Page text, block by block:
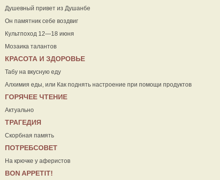
Душевный привет из Душанбе
Он памятник себе воздвиг
Культпоход 12—18 июня
Мозаика талантов
КРАСОТА И ЗДОРОВЬЕ
Табу на вкусную еду
Алхимия еды, или Как поднять настроение при помощи продуктов
ГОРЯЧЕЕ ЧТЕНИЕ
Актуально
ТРАГЕДИЯ
Скорбная память
ПОТРЕБСОВЕТ
На крючке у аферистов
ВON APPETIT!